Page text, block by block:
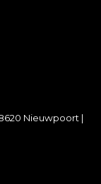
Nieuwpoort |